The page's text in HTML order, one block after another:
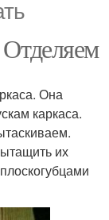
Она
каркаса.
их